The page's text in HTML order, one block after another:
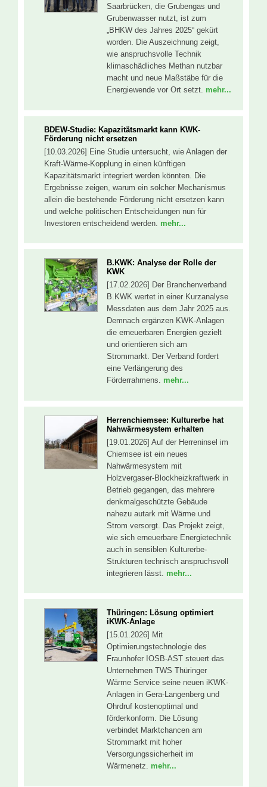
Saarbrücken, die Grubengas und
Grubenwasser nutzt, ist zum
„BHKW des Jahres 2025“ gekürt
worden. Die Auszeichnung zeigt,
wie anspruchsvolle Technik
klimaschädliches Methan nutzbar
macht und neue Maßstäbe für die
Energiewende vor Ort setzt. mehr...
BDEW-Studie: Kapazitätsmarkt kann KWK-
Förderung nicht ersetzen
[10.03.2026] Eine Studie untersucht, wie Anlagen der
Kraft-Wärme-Kopplung in einen künftigen
Kapazitätsmarkt integriert werden könnten. Die
Ergebnisse zeigen, warum ein solcher Mechanismus
allein die bestehende Förderung nicht ersetzen kann
und welche politischen Entscheidungen nun für
Investoren entscheidend werden. mehr...
B.KWK: Analyse der Rolle der
KWK
[17.02.2026] Der Branchenverband
B.KWK wertet in einer Kurzanalyse
Messdaten aus dem Jahr 2025 aus.
Demnach ergänzen KWK-Anlagen
die erneuerbaren Energien gezielt
und orientieren sich am
Strommarkt. Der Verband fordert
eine Verlängerung des
Förderrahmens. mehr...
Herrenchiemsee: Kulturerbe hat
Nahwärmesystem erhalten
[19.01.2026] Auf der Herreninsel im
Chiemsee ist ein neues
Nahwärmesystem mit
Holzvergaser-Blockheizkraftwerk in
Betrieb gegangen, das mehrere
denkmalgeschützte Gebäude
nahezu autark mit Wärme und
Strom versorgt. Das Projekt zeigt,
wie sich erneuerbare Energietechnik
auch in sensiblen Kulturerbe-
Strukturen technisch anspruchsvoll
integrieren lässt. mehr...
Thüringen: Lösung optimiert
iKWK-Anlage
[15.01.2026] Mit
Optimierungstechnologie des
Fraunhofer IOSB-AST steuert das
Unternehmen TWS Thüringer
Wärme Service seine neuen iKWK-
Anlagen in Gera-Langenberg und
Ohrdruf kostenoptimal und
förderkonform. Die Lösung
verbindet Marktchancen am
Strommarkt mit hoher
Versorgungssicherheit im
Wärmenetz. mehr...